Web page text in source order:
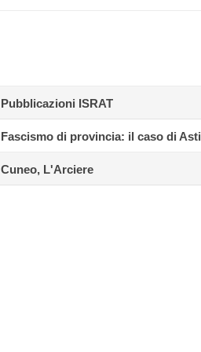
Pubblicazioni ISRAT
Fascismo di provincia: il caso di Asti
Cuneo, L'Arciere